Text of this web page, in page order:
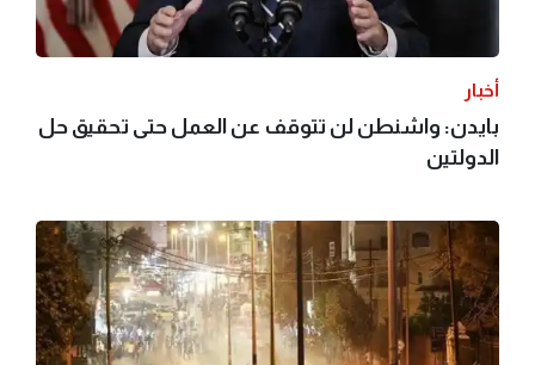
أخبار
بايدن: واشنطن لن تتوقف عن العمل حتى تحقيق حل
الدولتين